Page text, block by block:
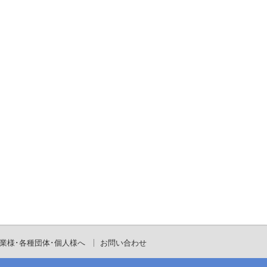
様･各種団体･個人様へ お問い合わせ